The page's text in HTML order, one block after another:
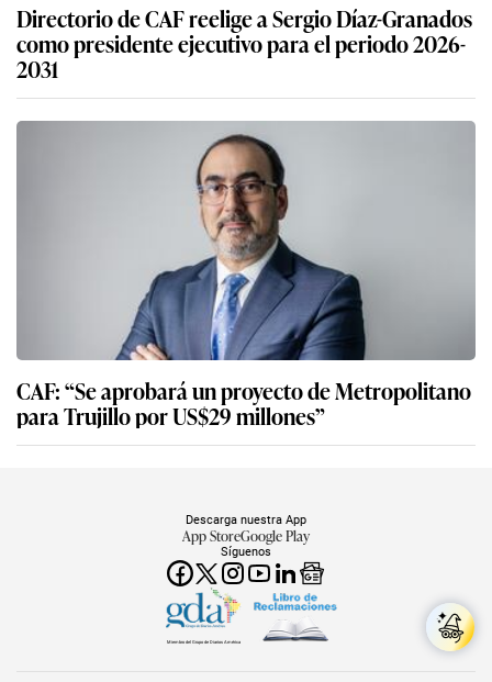
Directorio de CAF reelige a Sergio Díaz-Granados
como presidente ejecutivo para el periodo 2026-
2031
CAF: “Se aprobará un proyecto de Metropolitano
para Trujillo por US$29 millones”
Síguenos
Descarga nuestra App
App StoreGoogle Play
Miembro del Grupo de Diarios América